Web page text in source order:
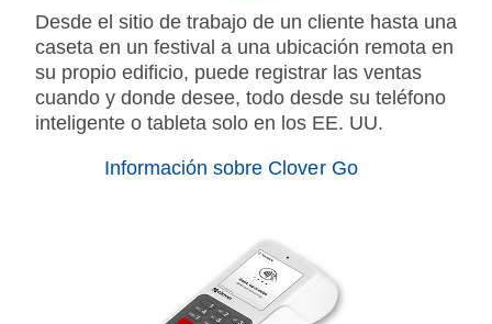
Desde el sitio de trabajo de un cliente hasta una
caseta en un festival a una ubicación remota en
su propio edificio, puede registrar las ventas
cuando y donde desee, todo desde su teléfono
inteligente o tableta solo en los EE. UU.
Información sobre Clover Go